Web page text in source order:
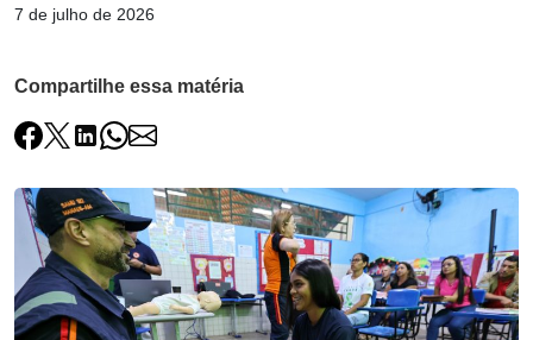
7 de julho de 2026
Compartilhe essa matéria